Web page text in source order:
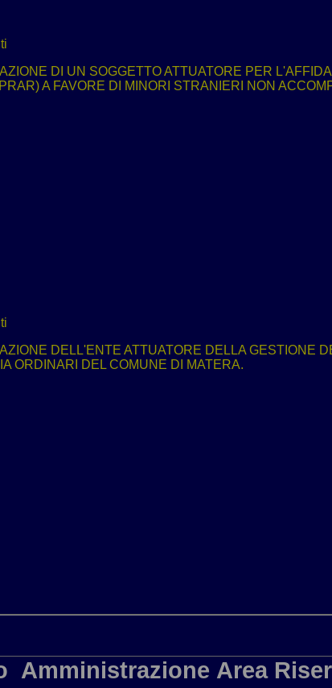
DI UN SOGGETTO ATTUATORE PER
A FAVORE DI MINORI STRANIERI NON
DELL'ENTE ATTUATORE DELLA GESTIONE
ORDINARI DEL COMUNE DI MATERA.
Amministrazione Area